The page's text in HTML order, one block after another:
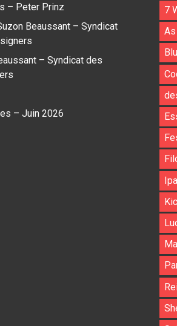
– Peter Prinz
Beaussant – Syndicat
– Syndicat des
– Juin 2026
7